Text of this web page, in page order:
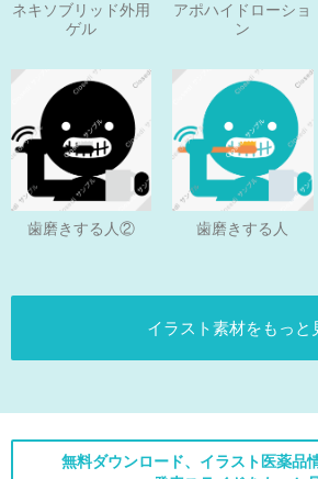
ネキソブリッド外用
ゲル
アポハイドローショ
ン
歯磨きする人② 歯磨きする人
イラスト素材をもっと
無料ダウンロード、イラスト医薬品